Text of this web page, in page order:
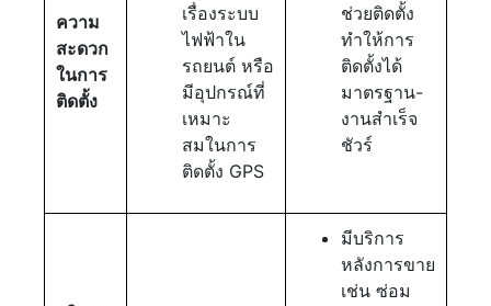
ความ
สะดวก
ในการ
ติดตั้ง
เรื่องระบบ
ไฟฟ้าใน
รถยนต์ หรือ
มีอุปกรณ์ที่
เหมาะ
สมในการ
ติดตั้ง GPS
ช่วยติดตั้ง
ทำให้การ
ติดตั้งได้
มาตรฐาน-
งานสำเร็จ
ชัวร์
มีบริการ
หลังการขาย
เช่น ซ่อม